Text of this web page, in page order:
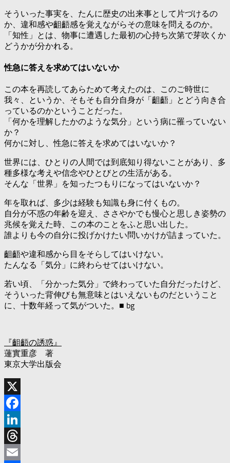
そういった事実を、たんに歴史の出来事として片づけるの
か、違和感や齟齬感を覚えながらその意味を問えるのか。
「知性」とは、物事に遭遇した最初の心持ち次第で芽吹くか
どうかが分かれる。
性急に答えを求めてはいないか
この本を再読してあらためて考えたのは、このご時世に
我々、というか、そもそも自分自身が「齟齬」とどう向き合
っているのかということだった。
「何かを理解したかのような気分」という病に罹っていない
か？
何かに対し、性急に答えを求めてはいないか？
世界には、ひとりの人間では到底知り得ないことがあり、多
種多様な考えや信念やひとびとの生活がある。
そんな「世界」を知ったつもりになってはいないか？
年を取れば、多少は経験も知識も身に付くもの。
自分が不惑の年齢を迎え、ささやかでも慢心と思しき姿勢の
兆候を覚えた時、この本のことをふと思い出した。
誰よりも今の自分に投げかけたい問いかけが詰まっていた。
齟齬や違和感から目をそらしてはいけない。
たんなる「気分」に終わらせてはいけない。
若い頃、「分かった気分」で終わっていた自分だったけど、
そういった背伸びも無意味とはいえないものだということ
に、十数年経って気がついた。■ bg
『齟齬の誘惑』
蓮實重彦 著
東京大学出版会
X
Facebook
LinkedIn
Threads